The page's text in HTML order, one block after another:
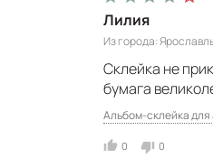
Лилия
Из города
Склейка не
бумага
Альбом-склейка для
0 0